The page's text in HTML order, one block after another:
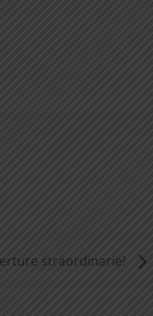
straordinarie!